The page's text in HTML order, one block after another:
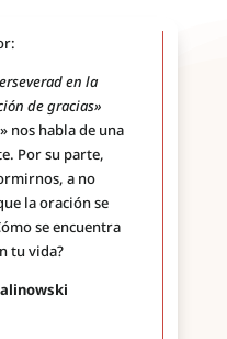
en la
de gracias»
nos habla de una
Por su parte,
a no
la oración se
se encuentra
tu vida?